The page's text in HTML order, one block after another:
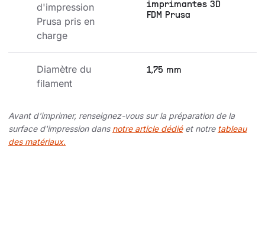
d'impression
Prusa pris en
charge
imprimantes 3D
FDM Prusa
Diamètre du
filament
1,75 mm
Avant d'imprimer, renseignez-vous sur la préparation de la
surface d'impression dans notre article dédiéet notre tableau
des matériaux.